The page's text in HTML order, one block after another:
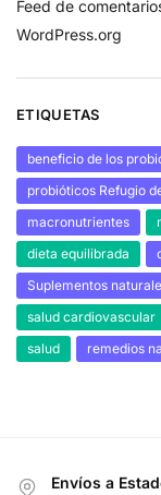
Feed de
WordPress.org
ETIQUETAS
beneficio de los
probióticos Refugio
macronutrientes
dieta equilibrada
Suplementos
salud cardiovascular
salud
remedios
Envíos a